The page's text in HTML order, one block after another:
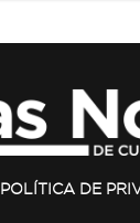
POLÍTICA DE